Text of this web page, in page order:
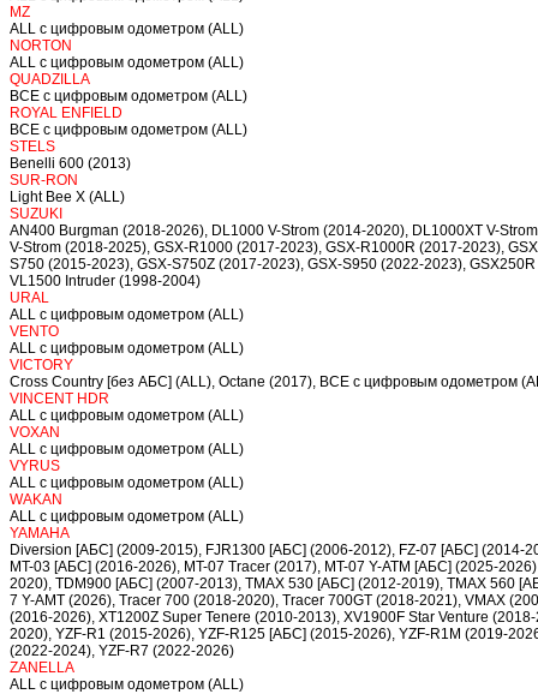
MZ
ALL c цифровым одометром (ALL)
NORTON
ALL c цифровым одометром (ALL)
QUADZILLA
ВСЕ с цифровым одометром (ALL)
ROYAL ENFIELD
ВСЕ с цифровым одометром (ALL)
STELS
Benelli 600 (2013)
SUR-RON
Light Bee X (ALL)
SUZUKI
AN400 Burgman (2018-2026), DL1000 V-Strom (2014-2020), DL1000XT V-
V-Strom (2018-2025), GSX-R1000 (2017-2023), GSX-R1000R (2017-2023),
S750 (2015-2023), GSX-S750Z (2017-2023), GSX-S950 (2022-2023),
VL1500 Intruder (1998-2004)
URAL
ALL c цифровым одометром (ALL)
VENTO
ALL c цифровым одометром (ALL)
VICTORY
Cross Country [без АБС] (ALL), Octane (2017), ВСЕ с цифровым одометром
VINCENT HDR
ALL c цифровым одометром (ALL)
VOXAN
ALL c цифровым одометром (ALL)
VYRUS
ALL c цифровым одометром (ALL)
WAKAN
ALL c цифровым одометром (ALL)
YAMAHA
Diversion [АБС] (2009-2015), FJR1300 [АБС] (2006-2012), FZ-07 [АБС] (2014-
MT-03 [АБС] (2016-2026), MT-07 Tracer (2017), MT-07 Y-ATM [АБС] (2025-
2020), TDM900 [АБС] (2007-2013), TMAX 530 [АБС] (2012-2019), TMAX 560
7 Y-AMT (2026), Tracer 700 (2018-2020), Tracer 700GT (2018-2021), VMAX
(2016-2026), XT1200Z Super Tenere (2010-2013), XV1900F Star Venture
2020), YZF-R1 (2015-2026), YZF-R125 [АБС] (2015-2026), YZF-R1M (2019-
(2022-2024), YZF-R7 (2022-2026)
ZANELLA
ALL c цифровым одометром (ALL)